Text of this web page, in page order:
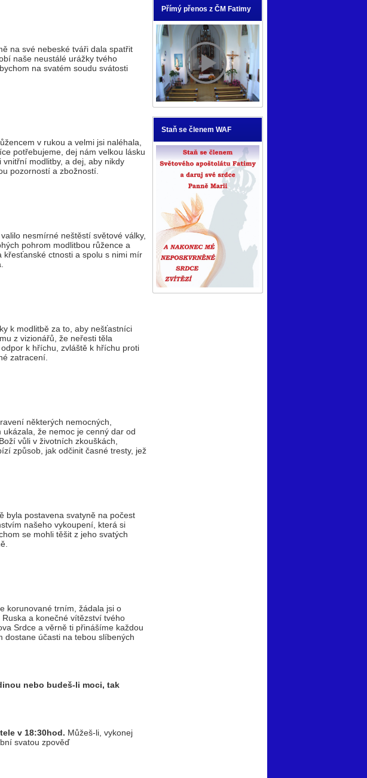
Přímý přenos z ČM Fatimy
Staň se členem WAF
na své nebeské tváři dala spatřit
naše neustálé urážky tvého
na svatém soudu svátosti
v rukou a velmi jsi naléhala,
potřebujeme, dej nám velkou lásku
modlitby, a dej, aby nikdy
pozorností a zbožností.
nesmírné neštěstí světové války,
pohrom modlitbou růžence a
křesťanské ctnosti a spolu s nimi mír
k modlitbě za to, aby nešťastníci
z vizionářů, že neřesti těla
k hříchu, zvláště k hříchu proti
zatracení.
některých nemocných,
že nemoc je cenný dar od
vůli v životních zkouškách,
způsob, jak odčinit časné tresty, jež
byla postavena svatyně na počest
našeho vykoupení, která si
se mohli těšit z jeho svatých
korunované trním, žádala jsi o
a konečné vítězství tvého
Srdce a věrně ti přinášíme každou
dostane účasti na tebou slíbených
nebo budeš-li moci, tak
v 18:30hod. Můžeš-li, vykonej
svatou zpověď